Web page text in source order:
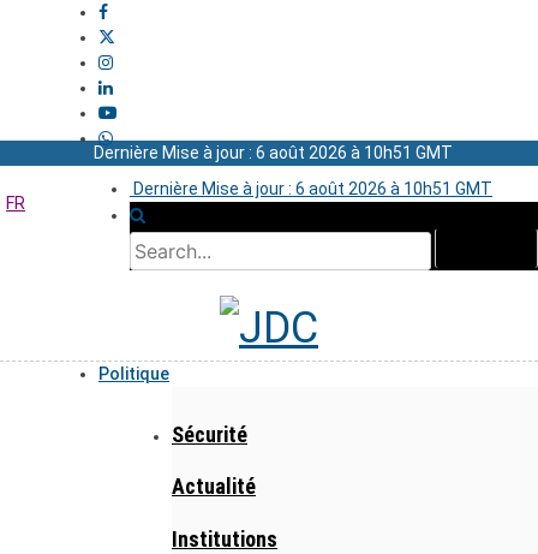
Dernière Mise à jour : 6 août 2026 à 10h51 GMT
Dernière Mise à jour : 6 août 2026 à 10h51 GMT
FR
Politique
Sécurité
Actualité
Institutions